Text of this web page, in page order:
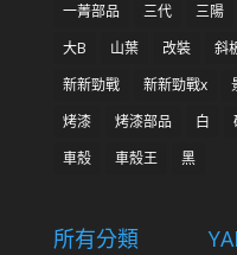
一菁部品
三代 三陽
大B
山葉 改裝 斜
新新勁戰
新新勁戰x
烤漆
烤漆部品 白
車殼
車殼王 黑
所有分類